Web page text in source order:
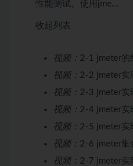
性能测试。使用jme…
收起列表
视频： 2-1 jmeter的
视频： 2-2 jmeter实
视频： 2-3 jmeter实
视频： 2-4 jmeter实
视频： 2-5 jmeter实
视频： 2-6 jmeter集
视频： 2-7 jmeter实